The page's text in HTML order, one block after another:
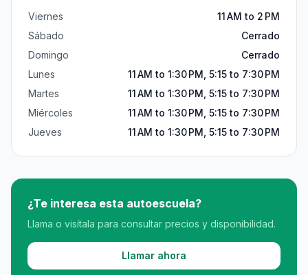
Viernes
11 AM to 2 PM
Sábado
Cerrado
Domingo
Cerrado
Lunes
11 AM to 1:30 PM, 5:15 to 7:30 PM
Martes
11 AM to 1:30 PM, 5:15 to 7:30 PM
Miércoles
11 AM to 1:30 PM, 5:15 to 7:30 PM
Jueves
11 AM to 1:30 PM, 5:15 to 7:30 PM
¿Te interesa esta autoescuela?
Llama o visítala para consultar precios y disponibilidad.
Llamar ahora